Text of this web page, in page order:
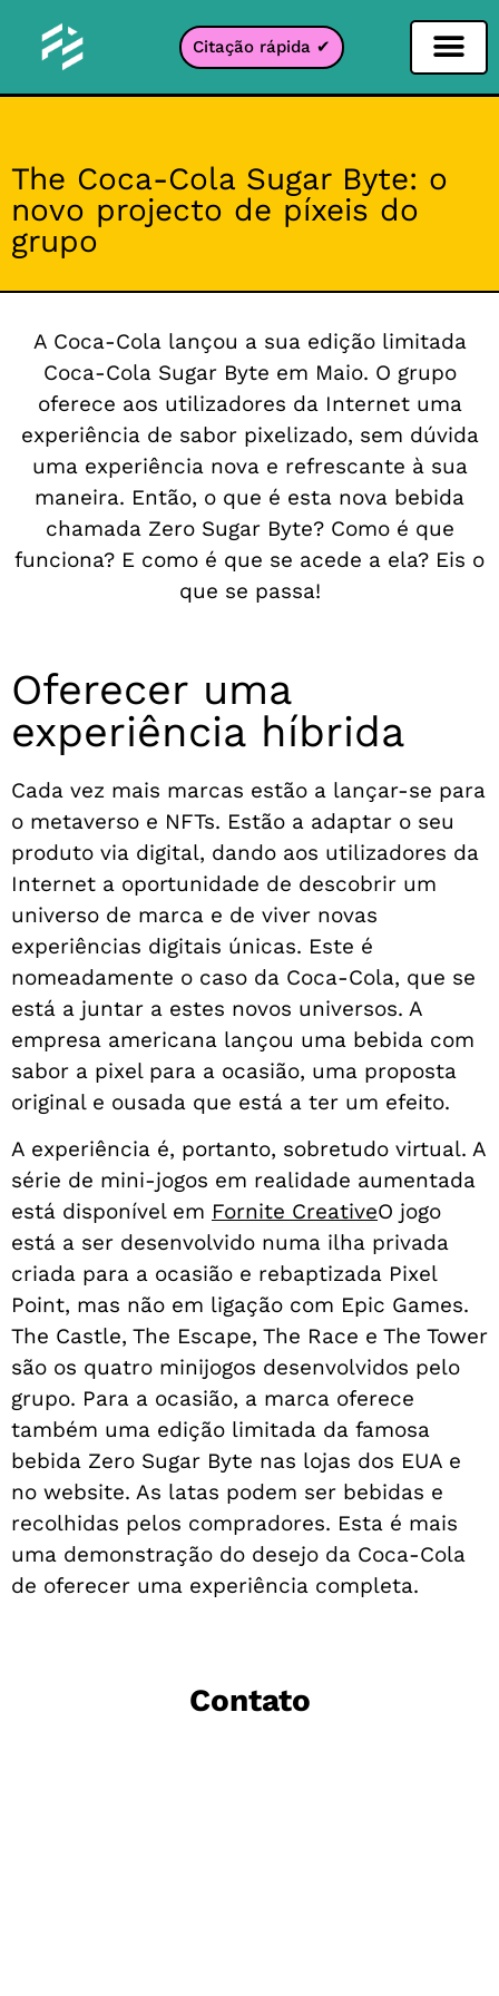
Citação rápida ✔
The Coca-Cola Sugar Byte: o
novo projecto de píxeis do
grupo
A Coca-Cola lançou a sua edição limitada
Coca-Cola Sugar Byte em Maio. O grupo
oferece aos utilizadores da Internet uma
experiência de sabor pixelizado, sem dúvida
uma experiência nova e refrescante à sua
maneira. Então, o que é esta nova bebida
chamada Zero Sugar Byte? Como é que
funciona? E como é que se acede a ela? Eis o
que se passa!
Oferecer uma
experiência híbrida
Cada vez mais marcas estão a lançar-se para
o metaverso e NFTs. Estão a adaptar o seu
produto via digital, dando aos utilizadores da
Internet a oportunidade de descobrir um
universo de marca e de viver novas
experiências digitais únicas. Este é
nomeadamente o caso da Coca-Cola, que se
está a juntar a estes novos universos. A
empresa americana lançou uma bebida com
sabor a pixel para a ocasião, uma proposta
original e ousada que está a ter um efeito.
A experiência é, portanto, sobretudo virtual. A
série de mini-jogos em realidade aumentada
está disponível em Fornite CreativeO jogo
está a ser desenvolvido numa ilha privada
criada para a ocasião e rebaptizada Pixel
Point, mas não em ligação com Epic Games.
The Castle, The Escape, The Race e The Tower
são os quatro minijogos desenvolvidos pelo
grupo. Para a ocasião, a marca oferece
também uma edição limitada da famosa
bebida Zero Sugar Byte nas lojas dos EUA e
no website. As latas podem ser bebidas e
recolhidas pelos compradores. Esta é mais
uma demonstração do desejo da Coca-Cola
de oferecer uma experiência completa.
Contato